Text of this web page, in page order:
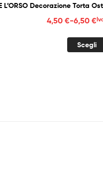
4,50 €-6,50 €
Scegli